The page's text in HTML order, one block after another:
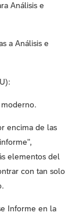
Análisis e
a Análisis e
encima de las
elementos del
con tan solo
Informe en la